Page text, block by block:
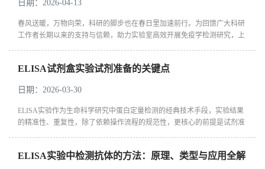
日期：2026-04-13
春风送暖，万物向荣，科研的脚步也在春日里加速前行。为回馈广大科研
工作者长期以来的支持与信赖，助力实验室高效开展免疫学检测研究，上
ELISA试剂盒实验试剂准备的关键点
日期：2026-03-30
ELISA实验作为生命科学研究中蛋白定量检测的经典技术手段，实验结果
的精准性、重复性，除了依赖操作流程的规范性，更核心的前提是试剂准
ELISA实验中检测抗体的方法：原理、类型与应用全解